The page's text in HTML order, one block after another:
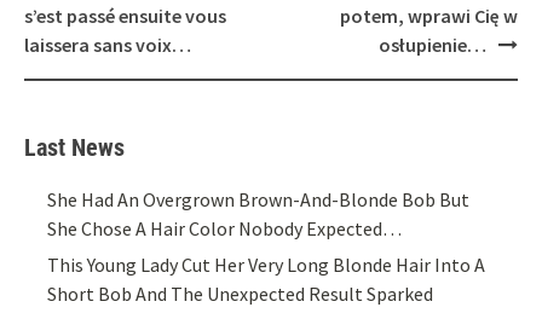
s’est passé ensuite vous
laissera sans voix…
potem, wprawi Cię w
osłupienie…
Last News
She Had An Overgrown Brown-And-Blonde Bob But
She Chose A Hair Color Nobody Expected…
This Young Lady Cut Her Very Long Blonde Hair Into A
Short Bob And The Unexpected Result Sparked